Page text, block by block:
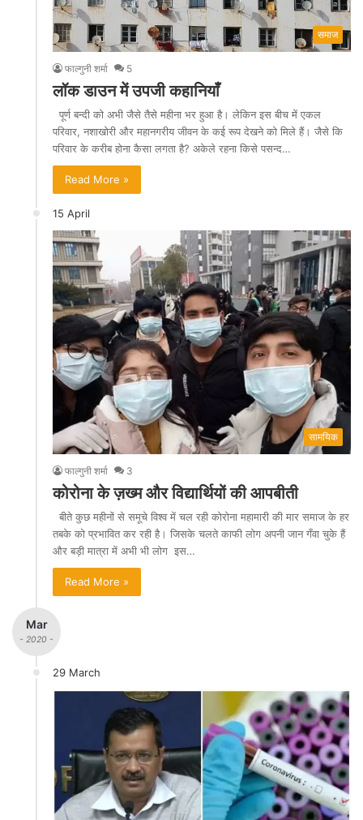
समाज
फाल्गुनी शर्मा 5
लॉक डाउन में उपजी कहानियाँ
पूर्ण बन्दी को अभी जैसे तैसे महीना भर हुआ है। लेकिन इस बीच में एकल
परिवार, नशाखोरी और महानगरीय जीवन के कई रूप देखने को मिले हैं। जैसे कि
परिवार के करीब होना कैसा लगता है? अकेले रहना किसे पसन्द…
Read More »
15 April
सामयिक
फाल्गुनी शर्मा 3
कोरोना के ज़ख्म और विद्यार्थियों की आपबीती
बीते कुछ महीनों से समूचे विश्व में चल रही कोरोना महामारी की मार समाज के हर
तबके को प्रभावित कर रही है। जिसके चलते काफी लोग अपनी जान गँवा चुके हैं
और बड़ी मात्रा में अभी भी लोग इस…
Read More »
Mar
- 2020 -
29 March